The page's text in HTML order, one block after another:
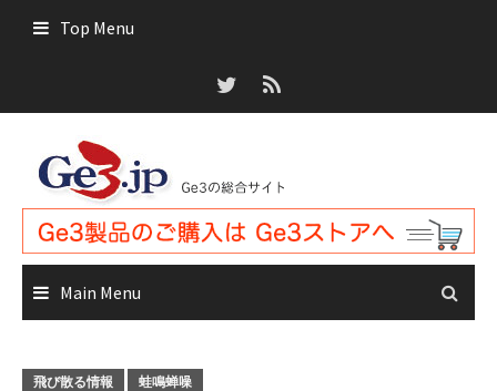
Top Menu
Main Menu
飛び散る情報 蛙鳴蝉噪